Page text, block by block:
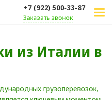
+7 (922) 500-33-87
Заказать звонок
из Италии в
грузоперевозок,